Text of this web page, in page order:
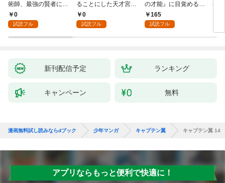
術師、最強の賢者にな
る～不人気の支援魔術
師は給料泥棒だと魔術
が、出世した元教え子
0
試読フル
ることにした天才宮廷
魔術師～辺境の地でス
ローライフを夢見る
0
試読フル
の才能』に目覚める
(話売り) #1
165
試読フル
者
新刊配信予定 ランキング
キャンペーン 無料
漫画無料試し読みならdブック 少年マンガ キャプテン翼 キャプテン翼 14
アプリならもっと便利で快適に！